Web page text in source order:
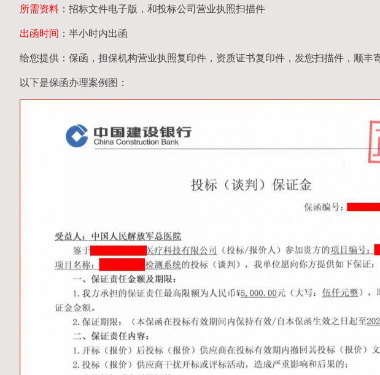
所需资料 ：招标文件电子版，和投标公司营业执照扫描件
出函时间 ：半小时内出函
给您提供：保函，担保机构营业执照复印件，资质证书复印件，发您扫描件，顺丰
以下是保函办理案例图：